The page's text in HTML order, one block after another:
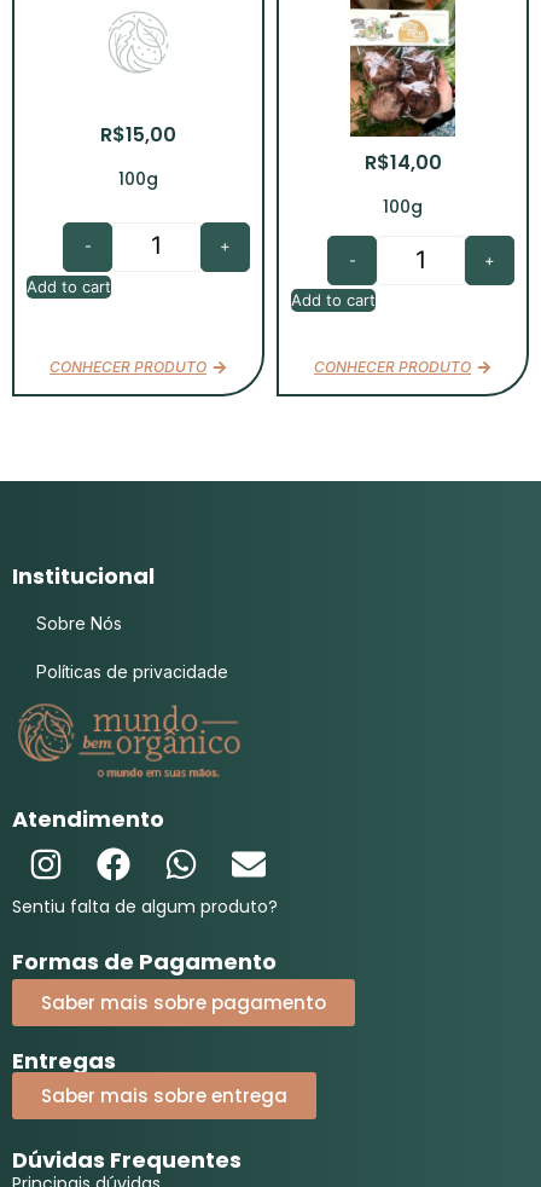
R$15,00
100g
- +
Add to cart
CONHECER PRODUTO
R$14,00
100g
- +
Add to cart
CONHECER PRODUTO
Institucional
Sobre Nós
Políticas de privacidade
Atendimento
Sentiu falta de algum produto?
Formas de Pagamento
Saber mais sobre pagamento
Entregas
Saber mais sobre entrega
Dúvidas Frequentes